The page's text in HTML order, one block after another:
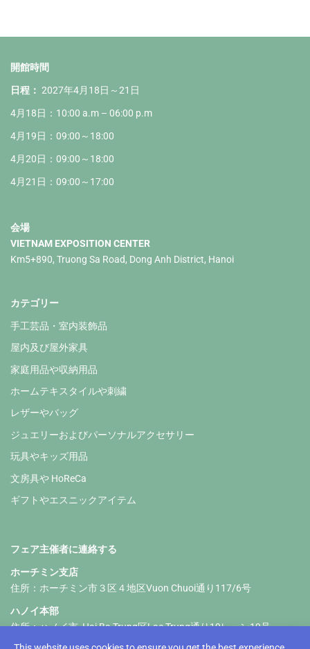
開館時間
日程： 2027年4月18日～21日
4月18日：10:00 a.m – 06:00 p.m
4月19日：09:00～18:00
4月20日：09:00～18:00
4月21日：09:00～17:00
会場
VIETNAM EXPOSITION CENTER
Km5+890, Truong Sa Road, Dong Anh District, Hanoi
カテゴリー
手工芸品・室内装飾品
屋内及び屋外家具
家庭用品や収納用品
ホームテキスタイルや刺繍
レザーやバッグ
ジュエリーおよびパーソナルアクセサリー
玩具やキッズ用品
文房具や HoReCa
ギフトやエスニックアイテム
フェア主催者に連絡する
ホーチミン支店
住所：ホーチミン市３区４地区Vuon Chuoi通り117/6号
ハノイ本部
住所：ハノイ市, Hai Ba Trung区Lac Trung通り19レーン19号